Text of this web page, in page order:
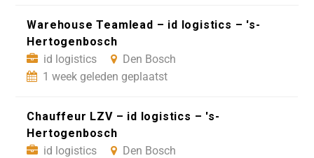
Warehouse Teamlead – id logistics – 's-
Hertogenbosch
id logistics
Den Bosch
1 week geleden geplaatst
Chauffeur LZV – id logistics – 's-
Hertogenbosch
id logistics
Den Bosch